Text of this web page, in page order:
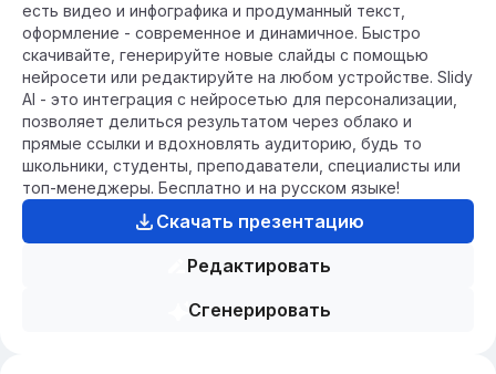
есть видео и инфографика и продуманный текст,
оформление - современное и динамичное. Быстро
скачивайте, генерируйте новые слайды с помощью
нейросети или редактируйте на любом устройстве. Slidy
AI - это интеграция с нейросетью для персонализации,
позволяет делиться результатом через облако и
прямые ссылки и вдохновлять аудиторию, будь то
школьники, студенты, преподаватели, специалисты или
топ-менеджеры. Бесплатно и на русском языке!
Скачать презентацию
Редактировать
Сгенерировать